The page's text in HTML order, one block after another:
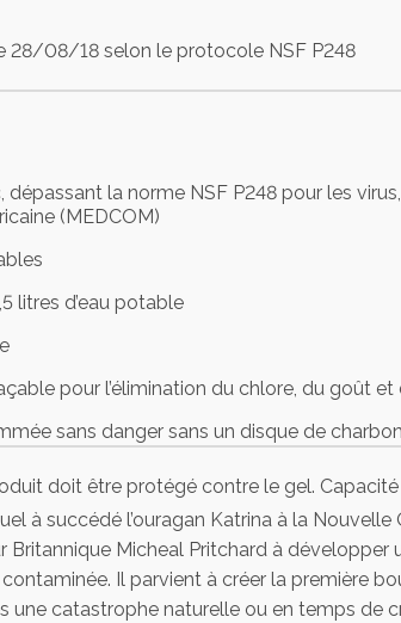
28/08/18 selon le protocole NSF P248
la norme NSF P248 pour les
(MEDCOM)
litres d’eau potable
pour l’élimination du chlore, du goût et
sans danger sans un disque de
les membranes du filtres bloquées, l’eau ne
boire
ou de goût désagréable comme lors de
trouble ou boueuse
doit être protégé contre le gel.
à succédé l’ouragan Katrina à la
Britannique Micheal Pritchard à
Il parvient à créer la première
une catastrophe naturelle ou en temps